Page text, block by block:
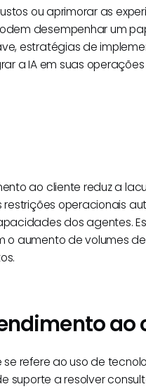
ou aprimorar as
desempenhar um
estratégias de
a IA em suas
ao cliente reduz a
operacionais
dos agentes.
o aumento de volumes
ao
refere ao uso de
suporte a resolver